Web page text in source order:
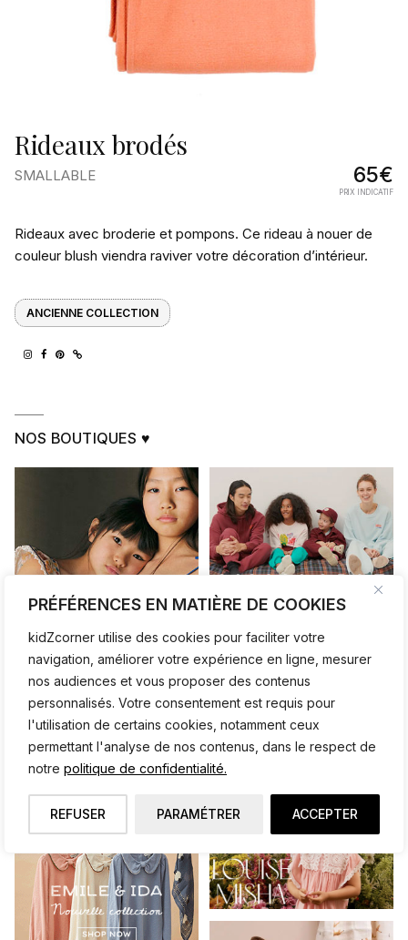
PRÉFÉRENCES EN MATIÈRE DE COOKIES
kidZcorner utilise des cookies pour faciliter votre
navigation, améliorer votre expérience en ligne, mesurer
nos audiences et vous proposer des contenus
personnalisés. Votre consentement est requis pour
l'utilisation de certains cookies, notamment ceux
permettant l'analyse de nos contenus, dans le respect de
notre politique de confidentialité.
PARAMÉTRER
REFUSER ACCEPTER
Rideaux brodés
SMALLABLE 65€
PRIX INDICATIF
Pourquoi
on
Rideaux avec broderie et pompons. Ce rideau à nouer de
couleur blush viendra raviver votre décoration d’intérieur.
ANCIENNE COLLECTION
NOS BOUTIQUES ♥